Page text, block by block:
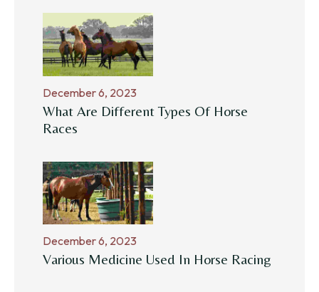
December 6, 2023
What Are Different Types Of Horse
Races
December 6, 2023
Various Medicine Used In Horse Racing